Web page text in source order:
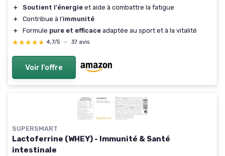
＋
Soutient l'énergie et aide à combattre la fatigue
＋
Contribue à l'immunité
＋
Formule pure et efficace adaptée au sport et à la vitalité
★★★★★
★★★★★ 4,7/5 — 37 avis
Voir l'offre
SUPERSMART
Lactoferrine (WHEY) - Immunité & Santé
intestinale